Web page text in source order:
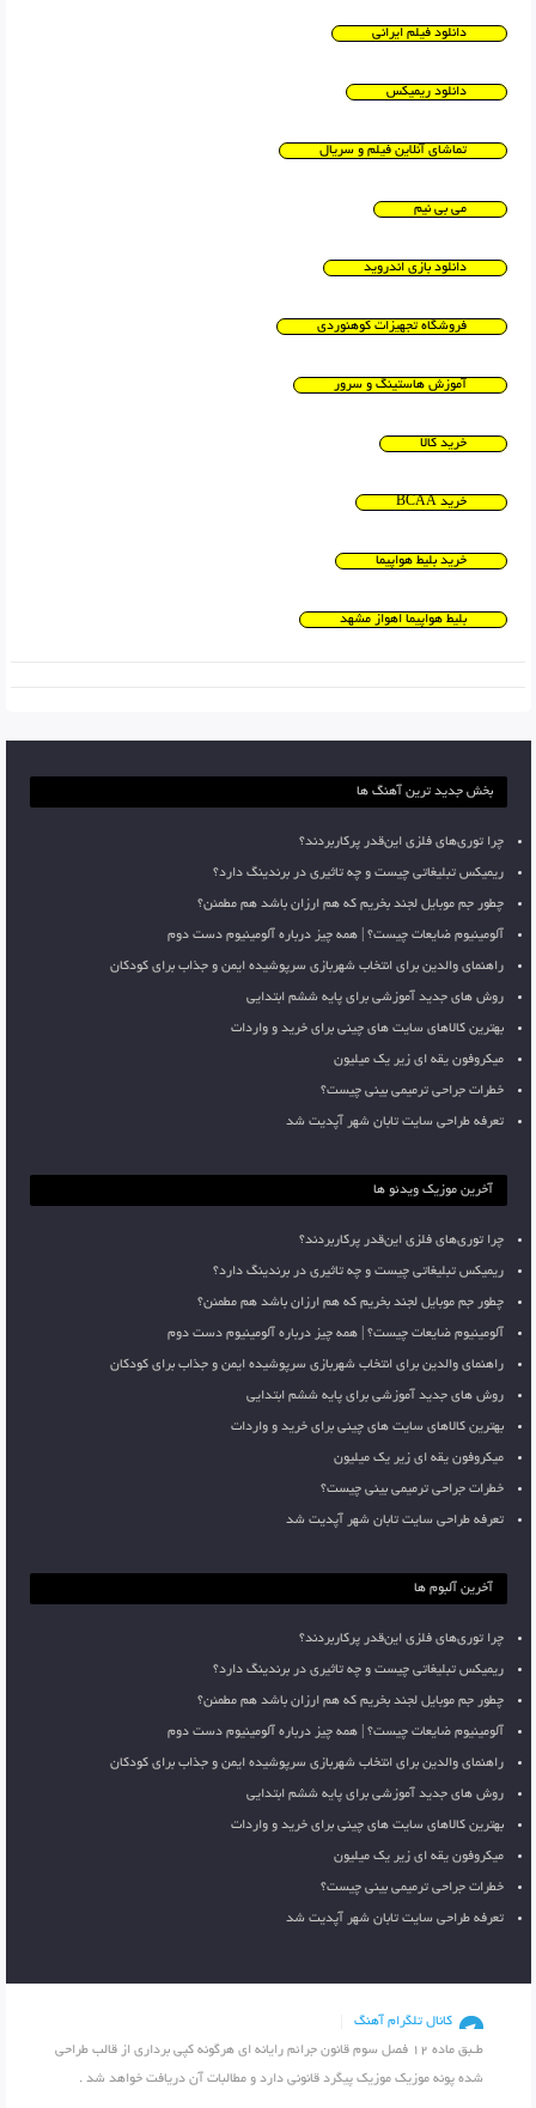
دانلود فیلم ایرانی
دانلود ریمیکس
تماشای آنلاین فیلم و سریال
می بی نیم
دانلود بازی اندروید
فروشگاه تجهیزات کوهنوردی
آموزش هاستینگ و سرور
خرید کالا
خرید BCAA
خرید بلیط هواپیما
بلیط هواپیما اهواز مشهد
بخش جدید ترین آهنگ ها
چرا توری‌های فلزی این‌قدر پرکاربردند؟
ریمیکس تبلیغاتی چیست و چه تاثیری در برندینگ دارد؟
چطور جم موبایل لجند بخریم که هم ارزان باشد هم مطمئن؟
آلومینیوم ضایعات چیست؟ | همه چیز درباره آلومینیوم دست دوم
راهنمای والدین برای انتخاب شهربازی سرپوشیده ایمن و جذاب برای کودکان
روش های جدید آموزشی برای پایه ششم ابتدایی
بهترین کالاهای سایت های چینی برای خرید و واردات
میکروفون یقه ای زیر یک میلیون
خطرات جراحی ترمیمی بینی چیست؟
تعرفه طراحی سایت تابان شهر آپدیت شد
آخرین موزیک ویدئو ها
چرا توری‌های فلزی این‌قدر پرکاربردند؟
ریمیکس تبلیغاتی چیست و چه تاثیری در برندینگ دارد؟
چطور جم موبایل لجند بخریم که هم ارزان باشد هم مطمئن؟
آلومینیوم ضایعات چیست؟ | همه چیز درباره آلومینیوم دست دوم
راهنمای والدین برای انتخاب شهربازی سرپوشیده ایمن و جذاب برای کودکان
روش های جدید آموزشی برای پایه ششم ابتدایی
بهترین کالاهای سایت های چینی برای خرید و واردات
میکروفون یقه ای زیر یک میلیون
خطرات جراحی ترمیمی بینی چیست؟
تعرفه طراحی سایت تابان شهر آپدیت شد
آخرین آلبوم ها
چرا توری‌های فلزی این‌قدر پرکاربردند؟
ریمیکس تبلیغاتی چیست و چه تاثیری در برندینگ دارد؟
چطور جم موبایل لجند بخریم که هم ارزان باشد هم مطمئن؟
آلومینیوم ضایعات چیست؟ | همه چیز درباره آلومینیوم دست دوم
راهنمای والدین برای انتخاب شهربازی سرپوشیده ایمن و جذاب برای کودکان
روش های جدید آموزشی برای پایه ششم ابتدایی
بهترین کالاهای سایت های چینی برای خرید و واردات
میکروفون یقه ای زیر یک میلیون
خطرات جراحی ترمیمی بینی چیست؟
تعرفه طراحی سایت تابان شهر آپدیت شد
کانال تلگرام آهنگ
طـبق ماده 12 فصل سوم قانون جرائم رایانه ای هرگونه کپی برداری از قالب طراحی
شده پونه موزیک موزیک پیگرد قانونی دارد و مطالبات آن دریافت خواهد شد .